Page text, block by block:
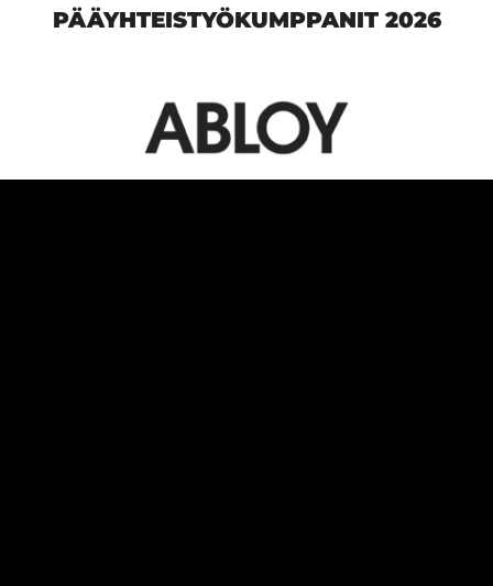
PÄÄYHTEISTYÖKUMPPANIT 2026